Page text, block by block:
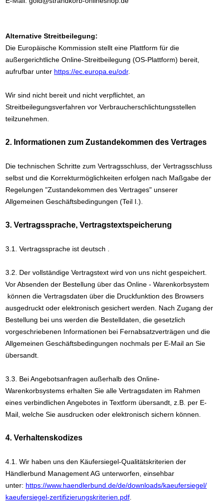
Alternative Streitbeilegung:
Die Europäische Kommission stellt eine Plattform für die
außergerichtliche Online-Streitbeilegung (OS-Plattform) bereit,
aufrufbar unter https://ec.europa.eu/odr.
Wir sind nicht bereit und nicht verpflichtet, an
Streitbeilegungsverfahren vor Verbraucherschlichtungsstellen
teilzunehmen.
2. Informationen zum Zustandekommen des Vertrages
Die technischen Schritte zum Vertragsschluss, der Vertragsschluss
selbst und die Korrekturmöglichkeiten erfolgen nach Maßgabe der
Regelungen "Zustandekommen des Vertrages" unserer
Allgemeinen Geschäftsbedingungen (Teil I.).
3. Vertragssprache, Vertragstextspeicherung
3.1. Vertragssprache ist deutsch .
3.2. Der vollständige Vertragstext wird von uns nicht gespeichert.
Vor Absenden der Bestellung über das Online - Warenkorbsystem
können die Vertragsdaten über die Druckfunktion des Browsers
ausgedruckt oder elektronisch gesichert werden. Nach Zugang der
Bestellung bei uns werden die Bestelldaten, die gesetzlich
vorgeschriebenen Informationen bei Fernabsatzverträgen und die
Allgemeinen Geschäftsbedingungen nochmals per E-Mail an Sie
übersandt.
3.3. Bei Angebotsanfragen außerhalb des Online-
Warenkorbsystems erhalten Sie alle Vertragsdaten im Rahmen
eines verbindlichen Angebotes in Textform übersandt, z.B. per E-
Mail, welche Sie ausdrucken oder elektronisch sichern können.
4. Verhaltenskodizes
4.1. Wir haben uns den Käufersiegel-Qualitätskriterien der
Händlerbund Management AG unterworfen, einsehbar
unter: https://www.haendlerbund.de/de/downloads/kaeufersiegel/
kaeufersiegel-zertifizierungskriterien.pdf.